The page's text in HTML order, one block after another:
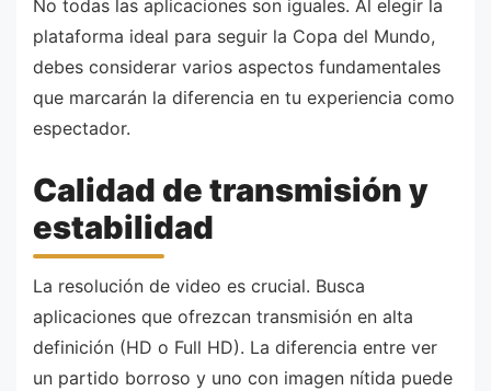
No todas las aplicaciones son iguales. Al elegir la
plataforma ideal para seguir la Copa del Mundo,
debes considerar varios aspectos fundamentales
que marcarán la diferencia en tu experiencia como
espectador.
Calidad de transmisión y
estabilidad
La resolución de video es crucial. Busca
aplicaciones que ofrezcan transmisión en alta
definición (HD o Full HD). La diferencia entre ver
un partido borroso y uno con imagen nítida puede